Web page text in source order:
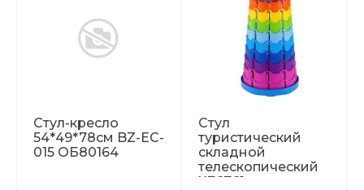
Стул-кресло
54*49*78см BZ-EC-
015 ОБ80164
Стул
туристический
складной
телескопический
Х76761